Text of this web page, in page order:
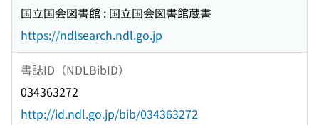
国立国会図書館 : 国立国会図書館蔵書
https://ndlsearch.ndl.go.jp
書誌ID（NDLBibID）
034363272
http://id.ndl.go.jp/bib/034363272